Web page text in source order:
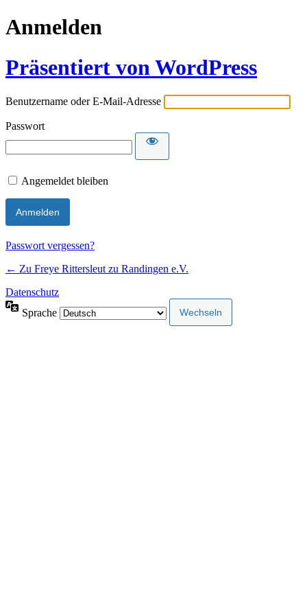
Anmelden
Präsentiert von WordPress
Benutzername oder E-Mail-Adresse
Passwort
Angemeldet bleiben
Passwort vergessen?
← Zu Freye Rittersleut zu Randingen e.V.
Datenschutz
Sprache